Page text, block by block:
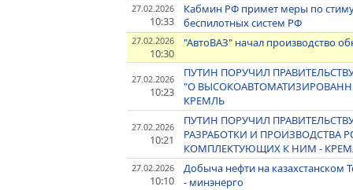
27.02.2026
10:33
Кабмин РФ примет меры по
беспилотных систем РФ
27.02.2026
10:30
"АвтоВАЗ" начал производство
27.02.2026
10:23
ПУТИН ПОРУЧИЛ
"О
КРЕМЛЬ
27.02.2026
10:21
ПУТИН ПОРУЧИЛ
РАЗРАБОТКИ И ПРОИЗВОДСТВА
КОМПЛЕКТУЮЩИХ К НИМ -
27.02.2026
10:10
Добыча нефти на
- минэнерго